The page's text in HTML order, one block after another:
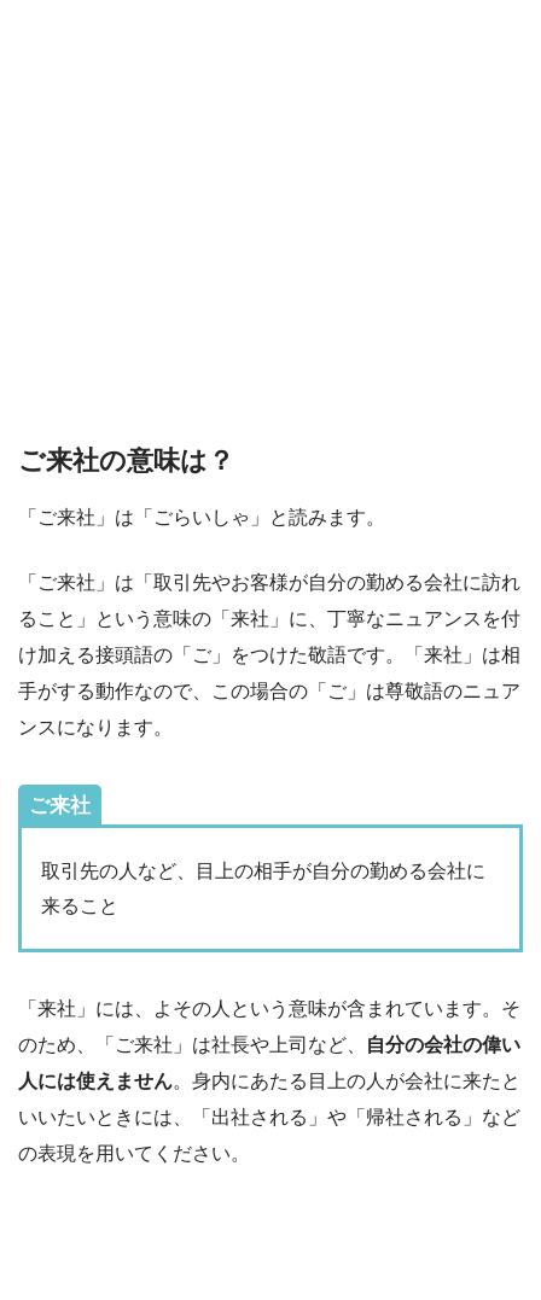
ご来社の意味は？
「ご来社」は「ごらいしゃ」と読みます。
「ご来社」は「取引先やお客様が自分の勤める会社に訪れ
ること」という意味の「来社」に、丁寧なニュアンスを付
け加える接頭語の「ご」をつけた敬語です。「来社」は相
手がする動作なので、この場合の「ご」は尊敬語のニュア
ンスになります。
ご来社
取引先の人など、目上の相手が自分の勤める会社に
来ること
「来社」には、よその人という意味が含まれています。そ
のため、「ご来社」は社長や上司など、
自分の会社の偉い
人には使えません。身内にあたる目上の人が会社に来たと
いいたいときには、「出社される」や「帰社される」など
の表現を用いてください。